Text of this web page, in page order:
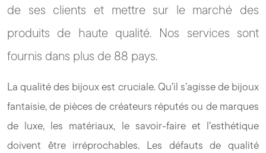
de ses clients et mettre sur le marché des
produits de haute qualité. Nos services sont
fournis dans plus de 88 pays.
La qualité des bijoux est cruciale. Qu’il s’agisse de bijoux
fantaisie, de pièces de créateurs réputés ou de marques
de luxe, les matériaux, le savoir-faire et l’esthétique
doivent être irréprochables. Les défauts de qualité